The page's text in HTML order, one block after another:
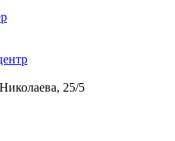
25/5